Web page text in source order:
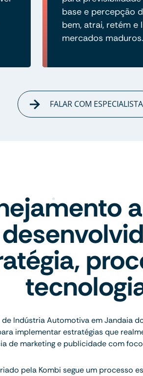
base e percepção
bem, atrai, retém e
mercados maduros.
FALAR COM ESPECIALISTA
Indústria Automotiva em Jandaia
implementar estratégias que
de marketing e publicidade com
pela Kombi segue um processo